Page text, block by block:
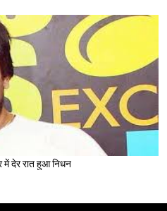
की उम्र में देर रात हुआ निधन